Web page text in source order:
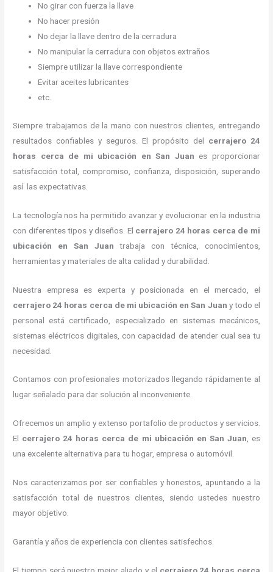
No girar con fuerza la llave
No hacer presión
No dejar la llave dentro de la cerradura
No manipular la cerradura con objetos extraños
Siempre utilizar la llave correspondiente
Evitar aceites lubricantes
etc.
Siempre trabajamos de la mano con nuestros clientes, entregando
resultados confiables y seguros. El propósito del cerrajero 24
horas cerca de mi ubicación en San Juan es proporcionar
satisfacción total, compromiso, confianza, disposición, superando
así las expectativas.
La tecnología nos ha permitido avanzar y evolucionar en la industria
con diferentes tipos y diseños. El cerrajero 24 horas cerca de mi
ubicación en San Juan trabaja con técnica, conocimientos,
herramientas y materiales de alta calidad y durabilidad.
Nuestra empresa es experta y posicionada en el mercado, el
cerrajero 24 horas cerca de mi ubicación en San Juan y todo el
personal está certificado, especializado en sistemas mecánicos,
sistemas eléctricos digitales, con capacidad de atender cual sea tu
necesidad.
Contamos con profesionales motorizados llegando rápidamente al
lugar señalado para dar solución al inconveniente.
Ofrecemos un amplio y extenso portafolio de productos y servicios.
El cerrajero 24 horas cerca de mi ubicación en San Juan, es
una excelente alternativa para tu hogar, empresa o automóvil.
Nos caracterizamos por ser confiables y honestos, apuntando a la
satisfacción total de nuestros clientes, siendo ustedes nuestro
mayor objetivo.
Garantía y años de experiencia con clientes satisfechos.